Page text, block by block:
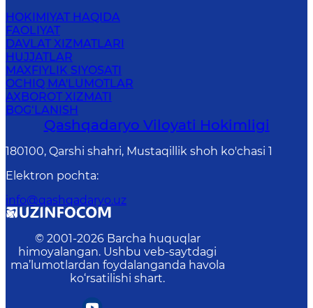
HOKIMIYAT HAQIDA
FAOLIYAT
DAVLAT XIZMATLARI
HUJJATLAR
MAXFIYLIK SIYOSATI
OCHIQ MA'LUMOTLAR
AXBOROT XIZMATI
BOG‘LANISH
Qashqadaryo Viloyati Hоkimligi
180100, Qаrshi shаhri, Mustаqillik shoh ko'chasi 1
Elektron pochta:
info@qashqadaryo.uz
© 2001-2026 Barcha huquqlar
himoyalangan. Ushbu veb-saytdagi
ma’lumotlardan foydalanganda havola
ko‘rsatilishi shart.